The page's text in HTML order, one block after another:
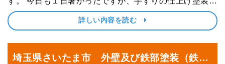
キレイに仕上がりました。 ･･･
詳しい内容を読む
埼玉県さいたま市 外壁及び鉄部塗装（鉄部